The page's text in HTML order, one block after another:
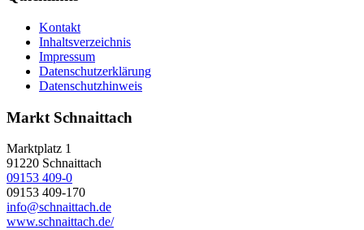
Kontakt
Inhaltsverzeichnis
Impressum
Datenschutzerklärung
Datenschutzhinweis
Markt Schnaittach
Marktplatz 1
91220 Schnaittach
09153 409-0
09153 409-170
info@schnaittach.de
www.schnaittach.de/